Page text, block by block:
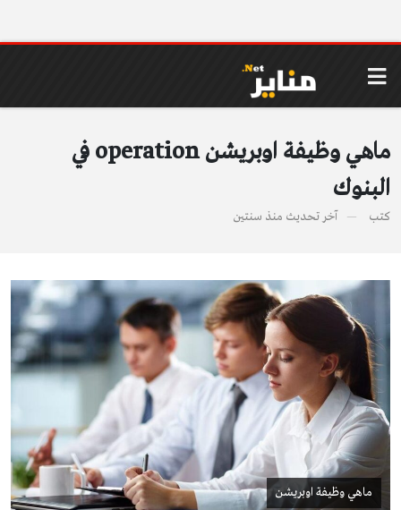
ماهي وظيفة اوبريشن operation في
البنوك
كتب آخر تحديث منذ سنتين
ماهي وظيفة اوبريشن